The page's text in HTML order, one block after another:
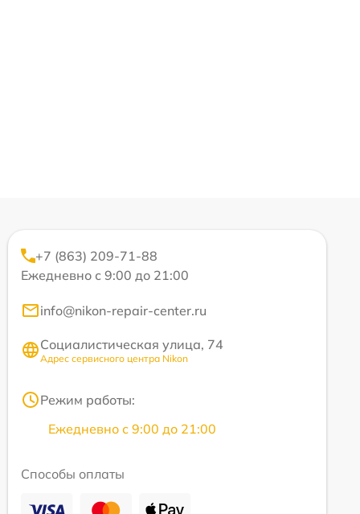
+7 (863) 209-71-88
Ежедневно с 9:00 до 21:00
info@nikon-repair-center.ru
Социалистическая улица, 74
Адрес сервисного центра Nikon
Режим работы:
Ежедневно с 9:00 до 21:00
Способы оплаты